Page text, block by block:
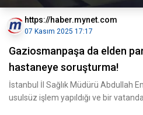
https://haber.mynet.com
07 Kasım 2025 17:17
Gaziosmanpaşa da elden
hastaneye soruşturma!
İstanbul İl Sağlık Müdürü Abdullah
usulsüz işlem yapıldığı ve bir